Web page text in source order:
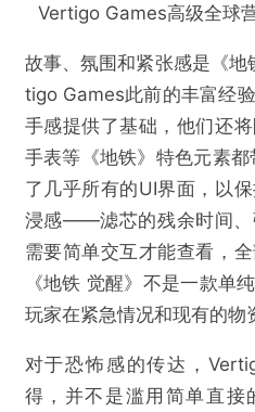
Vertigo Games高级全球
故事、氛围和紧张感是《
tigo Games此前的丰富经
手感提供了基础，他们还
手表等《地铁》特色元素
了几乎所有的UI界面，以
浸感——滤芯的残余时间、
需要简单交互才能查看，
《地铁 觉醒》不是一款单
玩家在紧急情况和现有的物
对于恐怖感的传达，
得，并不是滥用简单直接